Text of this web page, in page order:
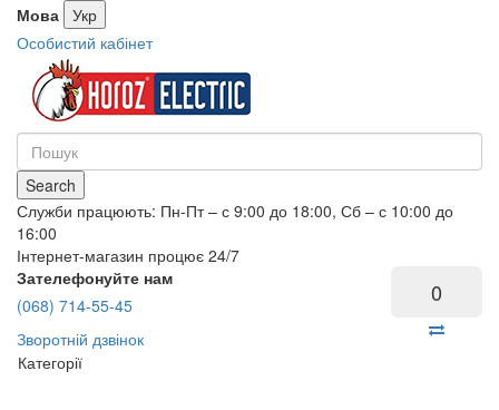
Мова Укр
Особистий кабінет
Search
Служби працюють: Пн-Пт – с 9:00 до 18:00, Сб – с 10:00 до
16:00
Інтернет-магазин процює 24/7
Зателефонуйте нам
(068) 714-55-45
Зворотній дзвінок
0
Категорії